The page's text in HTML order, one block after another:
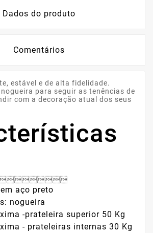
Dados do produto
Comentários
estável e de alta fidelidade.
para seguir as tenências de
com a decoração atual dos seus
aço preto
nogueira
-prateleira superior 50 Kg
- prateleiras internas 30 Kg